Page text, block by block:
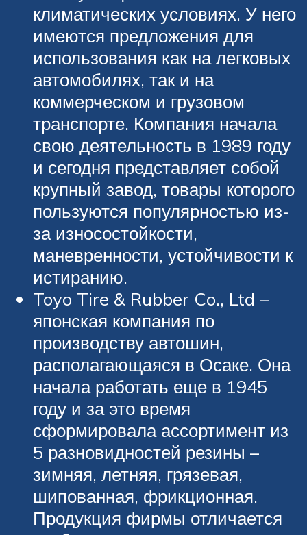
климатических условиях. У него
имеются предложения для
использования как на легковых
автомобилях, так и на
коммерческом и грузовом
транспорте. Компания начала
свою деятельность в 1989 году
и сегодня представляет собой
крупный завод, товары которого
пользуются популярностью из-
за износостойкости,
маневренности, устойчивости к
истиранию.
Toyo Tire & Rubber Co., Ltd –
японская компания по
производству автошин,
располагающаяся в Осаке. Она
начала работать еще в 1945
году и за это время
сформировала ассортимент из
5 разновидностей резины –
зимняя, летняя, грязевая,
шипованная, фрикционная.
Продукция фирмы отличается